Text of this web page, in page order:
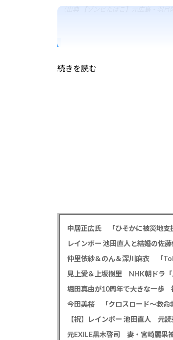
（出典 【ゾンビたばこ】元広島・羽
続きを読む
仲里依紗＆のん＆深川麻衣 「
見上愛＆上坂樹里 NHK朝ドラ「
堀田真由が10周年で大きな一歩
今田美桜 「クロスロード～救命
【祝】レインボー 池田直人 元